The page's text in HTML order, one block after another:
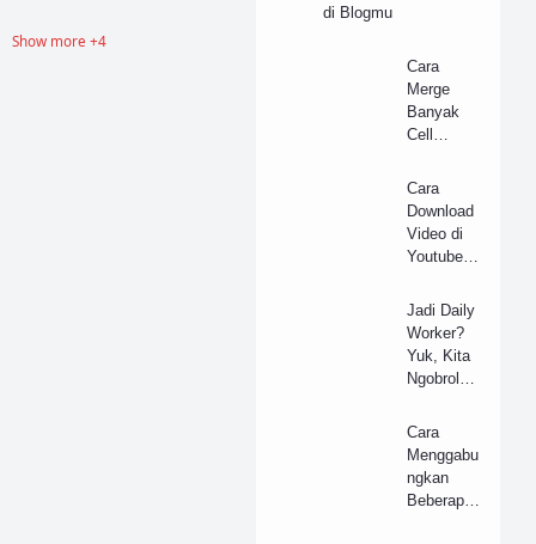
Show more +4
di Blogmu
Cara
Merge
Banyak
Cell
Tanpa
Ribet di
Microsoft
Excel
Cara
Download
Video di
Youtube
Musik
atau Audio
Tanpa
Aplikasi/S
oftware
Jadi Daily
Worker?
Yuk, Kita
Ngobrol
Tentang
si-Pekerja
Harian ini!
Cara
Menggabu
ngkan
Beberapa